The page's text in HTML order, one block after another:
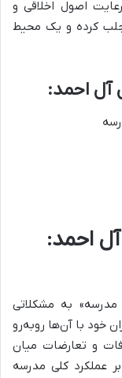
اصول اخلاقی و
جلب کرده و یک محیط
آل احمد:
مدرسه» به مشکلاتی
خود با آن‌ها روبه‌رو
و تعارضات میان
عملکرد کلی مدرسه